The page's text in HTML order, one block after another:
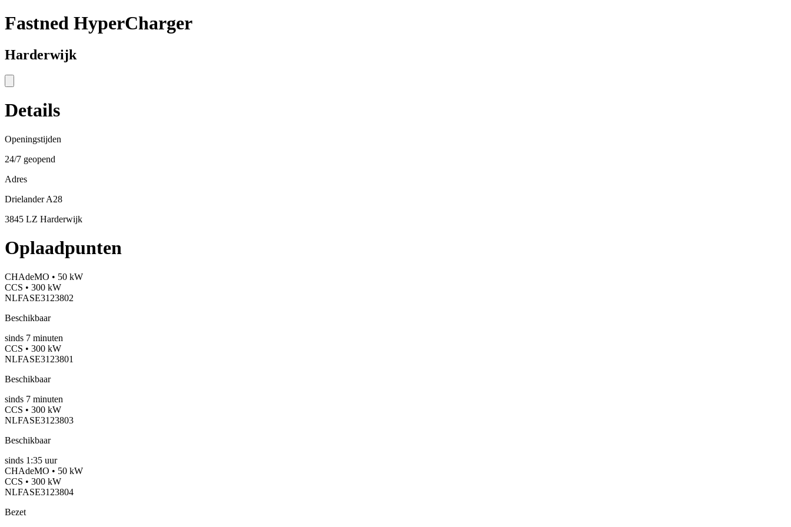
Fastned HyperCharger
Harderwijk
Details
Openingstijden
24/7 geopend
Adres
Drielander A28
3845 LZ Harderwijk
Oplaadpunten
CHAdeMO • 50 kW
CCS • 300 kW
NLFASE3123802
Beschikbaar
sinds 7 minuten
CCS • 300 kW
NLFASE3123801
Beschikbaar
sinds 7 minuten
CCS • 300 kW
NLFASE3123803
Beschikbaar
sinds 1:35 uur
CHAdeMO • 50 kW
CCS • 300 kW
NLFASE3123804
Bezet